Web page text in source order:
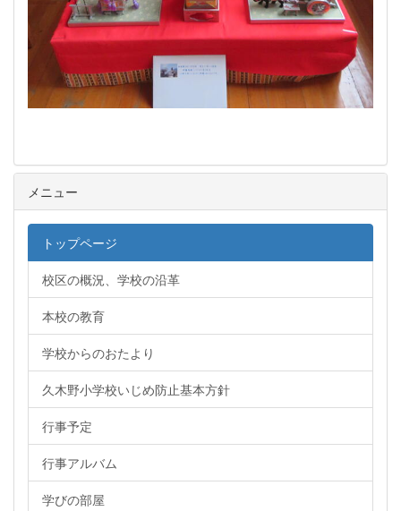
メニュー
トップページ
校区の概況、学校の沿革
本校の教育
学校からのおたより
久木野小学校いじめ防止基本方針
行事予定
行事アルバム
学びの部屋